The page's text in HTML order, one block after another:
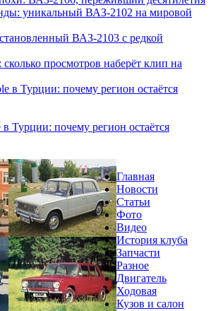
уникальный ВАЗ-2102 на мировой
ВАЗ-2103 с редкой
просмотров наберёт клип на
в Турции: почему регион остаётся
Турции: почему регион остаётся
Главная
Новости
Статьи
Фото
Видео
История клуба
Запчасти
Разное
Двигатель
Ходовая
Кузов и салон